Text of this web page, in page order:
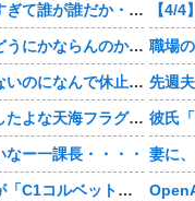
【豊臣兄弟！】画質クソすぎて誰が誰だか・・・？
【豊臣兄弟！】この画質どうにかならんのか・・・？
【豊臣兄弟！】選挙でもないのになんで休止・・・？
【豊臣兄弟！】光秀逃がしたよな天海フラグすぎる・・・・
なー一課長・・・・
【神デザイン確定】光岡が「C1コルベット風」新型オープンカーの最新ティーザー画像を公開、マツダ・ロードスターの信頼性にレトロな外観がドッキング
職場